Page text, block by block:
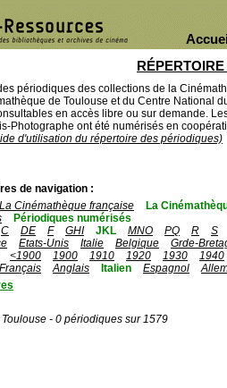
périodiques des collections de la
de Toulouse et du Centre National
en accès libre ou sur demande.
Photographe ont été numérisés en
d'utilisation du répertoire des périodiques)
de navigation :
La Cinémathèque française La
Périodiques numérisés
C DE F GHI JKL MNO PQ R S
Etats-Unis Italie Belgique Grde-
<1900 1900 1910 1920 1930 1940
Français Anglais Italien Espagnol
- 0 périodiques sur 1579